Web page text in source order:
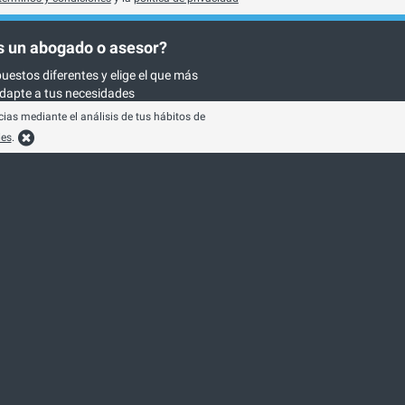
un abogado o asesor?
diferentes y elige el que más
a tus necesidades
presupuestos gratis
mediante el análisis de tus hábitos de
.